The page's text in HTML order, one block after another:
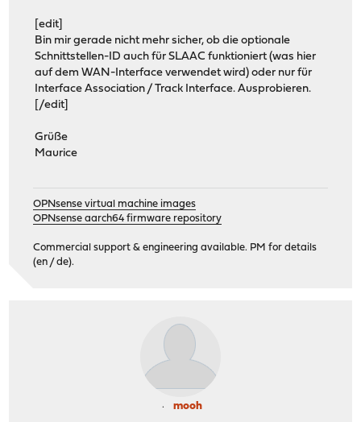
[edit]
Bin mir gerade nicht mehr sicher, ob die optionale
Schnittstellen-ID auch für SLAAC funktioniert (was hier
auf dem WAN-Interface verwendet wird) oder nur für
Interface Association / Track Interface. Ausprobieren.
[/edit]
Grüße
Maurice
OPNsense virtual machine images
OPNsense aarch64 firmware repository
Commercial support & engineering available. PM for details
(en / de).
mooh